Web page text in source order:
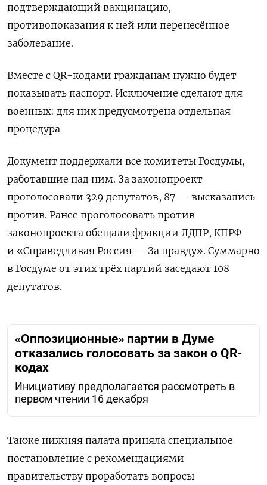
подтверждающий вакцинацию,
противопоказания к ней или перенесённое
заболевание.
Вместе с QR-кодами гражданам нужно будет
показывать паспорт. Исключение сделают для
военных: для них предусмотрена отдельная
процедура
Документ поддержали все комитеты Госдумы,
работавшие над ним. За законопроект
проголосовали 329 депутатов, 87 — высказались
против. Ранее проголосовать против
законопроекта обещали фракции ЛДПР, КПРФ
и «Справедливая Россия — За правду». Суммарно
в Госдуме от этих трёх партий заседают 108
депутатов.
«Оппозиционные» партии в Думе
отказались голосовать за закон о QR-
кодах
Инициативу предполагается рассмотреть в
первом чтении 16 декабря
Также нижняя палата приняла специальное
постановление с рекомендациями
правительству проработать вопросы